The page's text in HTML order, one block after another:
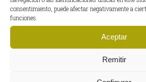
consentimiento, puede afectar negativamente a
funciones.
Aceptar
Remitir
para olla, y 20 minutos
un mínimo d 4 horas a
lavamos y escurrimos ..
conla sarta de choziro
Blázquez en trozos de 3 cm.